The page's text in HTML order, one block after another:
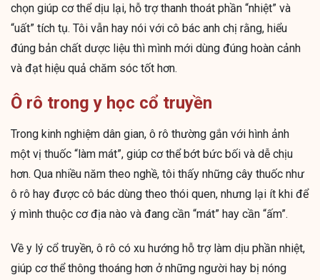
chọn giúp cơ thể dịu lại, hỗ trợ thanh thoát phần “nhiệt” và
“uất” tích tụ. Tôi vẫn hay nói với cô bác anh chị rằng, hiểu
đúng bản chất dược liệu thì mình mới dùng đúng hoàn cảnh
và đạt hiệu quả chăm sóc tốt hơn.
Ô rô trong y học cổ truyền
Trong kinh nghiệm dân gian, ô rô thường gắn với hình ảnh
một vị thuốc “làm mát”, giúp cơ thể bớt bức bối và dễ chịu
hơn. Qua nhiều năm theo nghề, tôi thấy những cây thuốc như
ô rô hay được cô bác dùng theo thói quen, nhưng lại ít khi để
ý mình thuộc cơ địa nào và đang cần “mát” hay cần “ấm”.
Về y lý cổ truyền, ô rô có xu hướng hỗ trợ làm dịu phần nhiệt,
giúp cơ thể thông thoáng hơn ở những người hay bị nóng